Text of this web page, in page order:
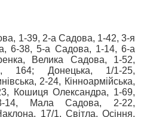
1-39, 2-а Садова, 1-42, 3-я
6-38, 5-а Садова, 1-14, 6-а
Велика Садова, 1-52,
164; Донецька, 1/1-25,
2-24, Кінноармійська,
Кошиця Олександра, 1-69,
3-14, Мала Садова, 2-22,
17/1, Світла, Осіння,